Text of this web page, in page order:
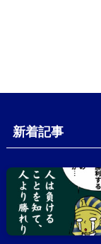
新着記事